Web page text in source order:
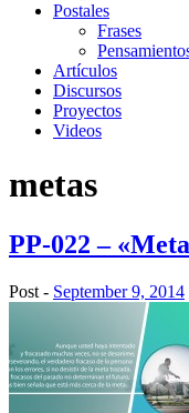
Postales
Frases
Artículos
Discursos
Proyectos
Videos
metas
PP-022 –
Post - September 9, 2014